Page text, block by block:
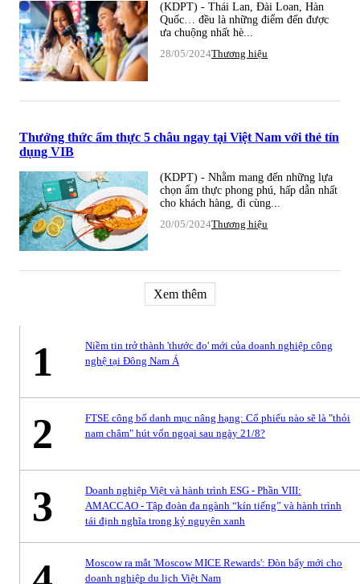
(KDPT) - Thái Lan, Đài Loan, Hàn
Quốc… đều là những điểm đến được
ưa chuộng nhất hè...
28/05/2024Thương hiệu
Thưởng thức ẩm thực 5 châu ngay tại Việt Nam với thẻ tín
dụng VIB
(KDPT) - Nhằm mang đến những lựa
chọn ẩm thực phong phú, hấp dẫn nhất
cho khách hàng, đi cùng...
20/05/2024Thương hiệu
Xem thêm
1
Niềm tin trở thành 'thước đo' mới của doanh nghiệp công
nghệ tại Đông Nam Á
2
FTSE công bố danh mục nâng hạng: Cổ phiếu nào sẽ là "thỏi
nam châm" hút vốn ngoại sau ngày 21/8?
3
Doanh nghiệp Việt và hành trình ESG - Phần VIII:
AMACCAO - Tập đoàn đa ngành “kín tiếng” và hành trình
tái định nghĩa trong kỷ nguyên xanh
Moscow ra mắt 'Moscow MICE Rewards': Đòn bẩy mới cho
doanh nghiệp du lịch Việt Nam